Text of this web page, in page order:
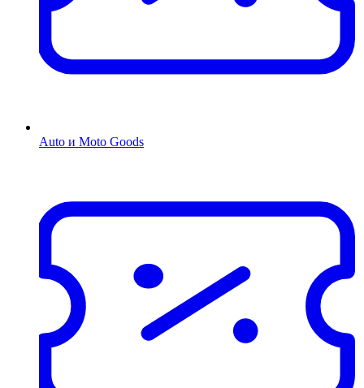
Auto и Moto Goods